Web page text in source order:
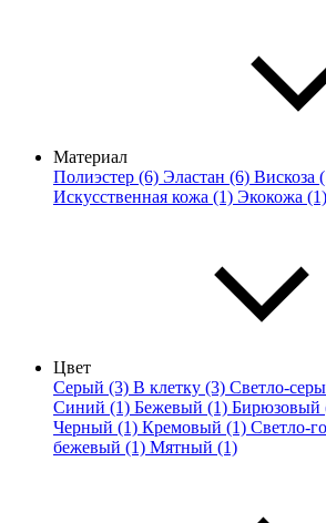
Материал
Полиэстер (6) Эластан (6) Вискоза
Искусственная кожа (1) Экокожа (1)
Цвет
Серый (3) В клетку (3) Светло-
Синий (1) Бежевый (1) Бирюзовый
Черный (1) Кремовый (1) Светло-
бежевый (1) Мятный (1)